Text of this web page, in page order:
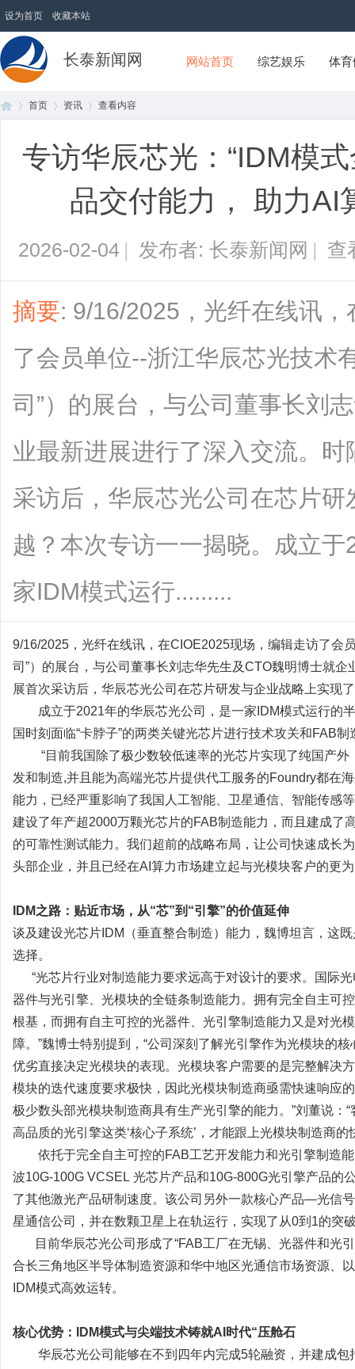
设为首页 收藏本站
长泰新闻网 网站首页 综艺娱乐 体
首页 资讯 查看内容
专访华辰芯光：“IDM模
品交付能力， 助力AI
2026-02-04 | 发布者: 长泰新闻网 | 查
摘要: 9/16/2025，光纤在线讯
了会员单位--浙江华辰芯光技术
司”）的展台，与公司董事长刘
业最新进展进行了深入交流。
采访后，华辰芯光公司在芯片
越？本次专访一一揭晓。成立
家IDM模式运行.........
9/16/2025，光纤在线讯，在CIOE2025现场，编辑走访了会
司”）的展台，与公司董事长刘志华先生及CTO魏明博士就
展首次采访后，华辰芯光公司在芯片研发与企业战略上实现
成立于2021年的华辰芯光公司，是一家IDM模式运行的
国时刻面临“卡脖子”的两类关键光芯片进行技术攻关和FAB制
“目前我国除了极少数较低速率的光芯片实现了纯国产外
发和制造,并且能为高端光芯片提供代工服务的Foundry都在
能力，已经严重影响了我国人工智能、卫星通信、智能传感
建设了年产超2000万颗光芯片的FAB制造能力，而且建成了
的可靠性测试能力。我们超前的战略布局，让公司快速成长
头部企业，并且已经在AI算力市场建立起与光模块客户的更
IDM之路：贴近市场，从“芯”到“引擎”的价值延伸
谈及建设光芯片IDM（垂直整合制造）能力，魏博坦言，这
选择。
“光芯片行业对制造能力要求远高于对设计的要求。国际
器件与光引擎、光模块的全链条制造能力。拥有完全自主可
根基，而拥有自主可控的光器件、光引擎制造能力又是对光
障。”魏博士特别提到，“公司深刻了解光引擎作为光模块的
优劣直接决定光模块的表现。光模块客户需要的是完整解决
模块的迭代速度要求极快，因此光模块制造商亟需快速响应
极少数头部光模块制造商具有生产光引擎的能力。”刘董说
高品质的光引擎这类‘核心子系统’，才能跟上光模块制造商
依托于完全自主可控的FAB工艺开发能力和光引擎制造能
波10G-100G VCSEL 光芯片产品和10G-800G光引擎产品的
了其他激光产品研制速度。该公司另外一款核心产品—光信
星通信公司，并在数颗卫星上在轨运行，实现了从0到1的突
目前华辰芯光公司形成了“FAB工厂在无锡、光器件和光
合长三角地区半导体制造资源和华中地区光通信市场资源、
IDM模式高效运转。
核心优势：IDM模式与尖端技术铸就AI时代“压舱石
华辰芯光公司能够在不到四年内完成5轮融资，并建成包